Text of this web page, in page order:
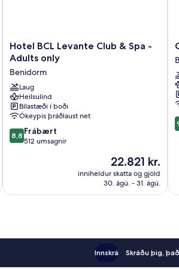
Hotel
BCL
Club
&
Spa
-
Adults
only
Benidorm
Hotel BCL Levante Club & Spa -
Adults only
Benidorm
Laug
Heilsulind
Bílastæði í boði
Ókeypis þráðlaust net
8.8
af
8,8 Frábært
512 umsagnir
Verðið
er
22.821 kr.
22.821 kr.
inniheldur skatta og gjöld
30. ágú. - 31. ágú.
Innskrá Skráðu þig,